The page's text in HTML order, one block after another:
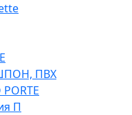
ПВХ
PORTE
П